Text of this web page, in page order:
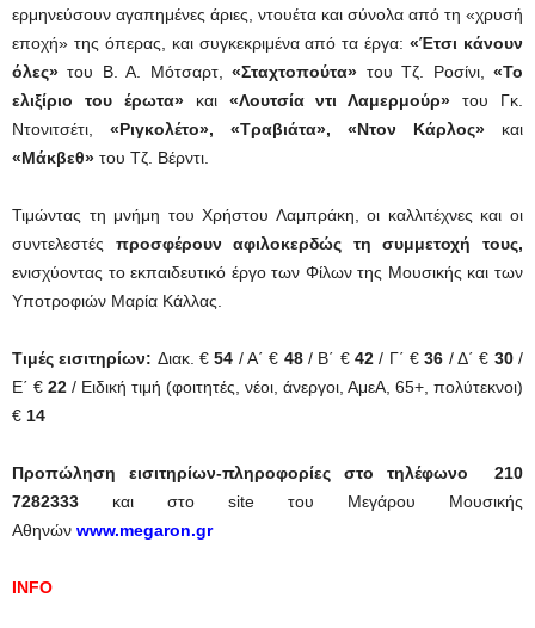
ερμηνεύσουν αγαπημένες άριες, ντουέτα και σύνολα από τη «χρυσή
εποχή» της όπερας, και συγκεκριμένα από τα έργα:«Έτσι κάνουν
όλες» του Β. Α. Μότσαρτ,«Σταχτοπούτα» του Τζ. Ροσίνι,«Το
ελιξίριο του έρωτα» και«Λουτσία ντι Λαμερμούρ»του Γκ.
Ντονιτσέτι, «Ριγκολέτο», «Τραβιάτα», «Ντον Κάρλος» και
«Μάκβεθ» του Τζ. Βέρντι.
Τιμώντας τη μνήμη του Χρήστου Λαμπράκη, οι καλλιτέχνες και οι
συντελεστές προσφέρουν αφιλοκερδώς τη συμμετοχή τους,
ενισχύοντας το εκπαιδευτικό έργο των Φίλων της Μουσικής και των
Υποτροφιών Μαρία Κάλλας.
Τιμές εισιτηρίων: Διακ. €54 / Α΄ € 48/ Β΄ €42 / Γ΄ €36 / Δ΄ € 30/
Ε΄ € 22 / Ειδική τιμή (φοιτητές, νέοι, άνεργοι, ΑμεΑ, 65+, πολύτεκνοι)
€ 14
Προπώληση εισιτηρίων-πληροφορίες στο τηλέφωνο 210
7282333 και στο site του Μεγάρου Μουσικής
Αθηνών www.megaron.gr
INFO